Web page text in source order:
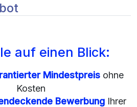
auf einen Blick:
Mindestpreisohne
Kosten
Bewerbung Ihrer